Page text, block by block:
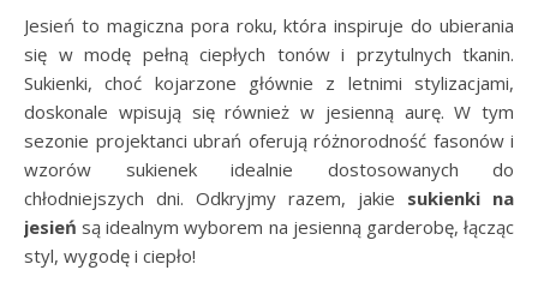
Jesień to magiczna pora roku, która inspiruje do ubierania
się w modę pełną ciepłych tonów i przytulnych tkanin.
Sukienki, choć kojarzone głównie z letnimi stylizacjami,
doskonale wpisują się również w jesienną aurę. W tym
sezonie projektanci ubrań oferują różnorodność fasonów i
wzorów sukienek idealnie dostosowanych do
chłodniejszych dni. Odkryjmy razem, jakie sukienki na
jesień są idealnym wyborem na jesienną garderobę, łącząc
styl, wygodę i ciepło!